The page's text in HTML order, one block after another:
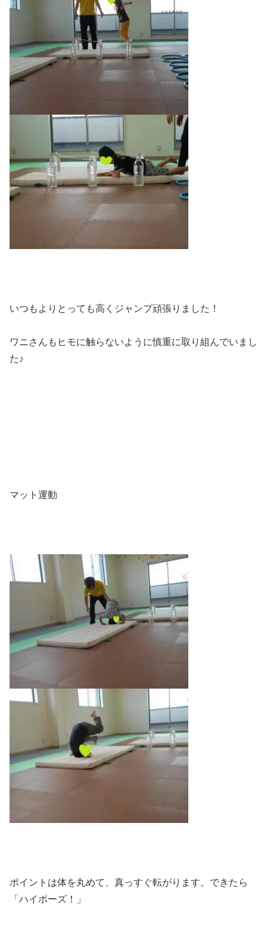
いつもよりとっても高くジャンプ頑張りました！
ワニさんもヒモに触らないように慎重に取り組んでいまし
た♪
マット運動
ポイントは体を丸めて、真っすぐ転がります。できたら
「ハイポーズ！」